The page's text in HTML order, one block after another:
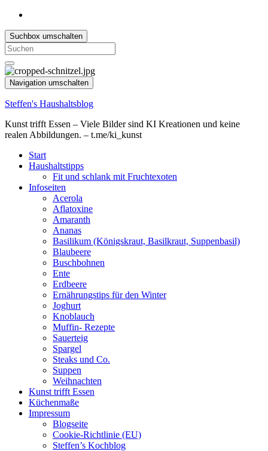
Suchbox umschalten
Search
for:
Navigation umschalten
Steffen's Haushaltsblog
Kunst trifft Essen – Viele Bilder sind KI Kreationen und keine
realen Abbildungen. – t.me/ki_kunst
Start
Haushaltstipps
Fit und schlank mit Fruchtexoten
Infoseiten
Acerola
Aflatoxine
Amaranth
Ananas
Basilikum (Königskraut, Basilkraut, Suppenbasil)
Blaubeere
Buschbohnen
Ente
Erdbeere
Ernährungstips für den Winter
Joghurt
Knoblauch
Muffin- Rezepte
Sauerteig
Spargel
Steaks und Co.
Suppen
Weihnachten
Kunst trifft Essen
Küchenmaße
Impressum
Blogseite
Cookie-Richtlinie (EU)
Steffen’s Kochblog